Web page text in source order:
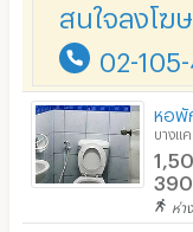
สนใจลงโฆ
02-
หอพั
บางแ
ห่า